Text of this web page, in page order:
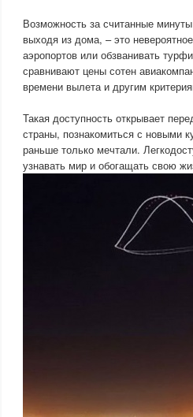
Возможность за считанные
выходя из дома, – это
аэропортов или обзванивать
сравнивают цены сотен
времени вылета и другим
Такая доступность открывает
страны, познакомиться с новыми
раньше только мечтали.
узнавать мир и обогащать свою